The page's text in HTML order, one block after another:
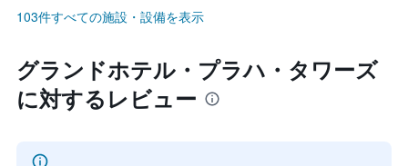
103件すべての施設・設備を表示
グランドホテル・プラハ・タワーズ
に対するレビュー